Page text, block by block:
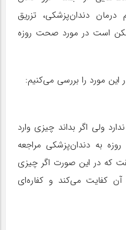
دندان‌پزشکی، تزریق
است در مورد صحت روزه
این مورد را بررسی می‌کنیم:
ولى اگر بداند چیزى وارد
به دندان‌پزشکی مراجعه
که در این صورت اگر چیزى
کفایت مى‌کند و کفاره‌اى